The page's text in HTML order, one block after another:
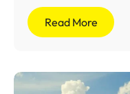
Read More